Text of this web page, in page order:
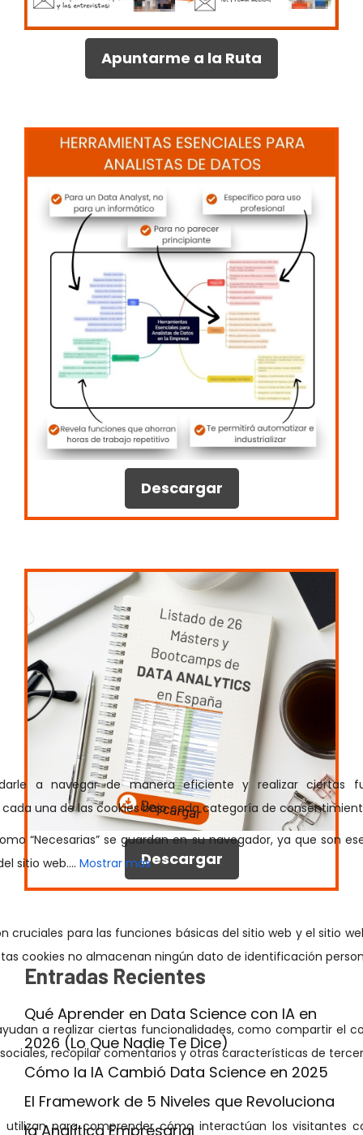
Apuntarme a la Ruta
Descargar
Descargar
Entradas Recientes
Qué Aprender en Data Science con IA en
2026 (Lo Que Nadie Te Dice)
Cómo la IA Cambió Data Science en 2025
El Framework de 5 Niveles que Revoluciona
la Analítica Empresarial